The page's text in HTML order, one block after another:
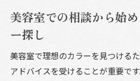
美容室での相談から始
ー探し
美容室で理想のカラーを見つける
アドバイスを受けることが重要で